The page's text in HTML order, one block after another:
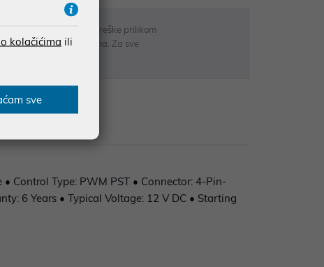
u opisu proizvoda, greške prilikom
odgovarati artiklima. Za sve
Control Type: PWM PST • Connector: 4-Pin-
6 Years • Typical Voltage: 12 V DC • Starting
kolačićima ili
sve